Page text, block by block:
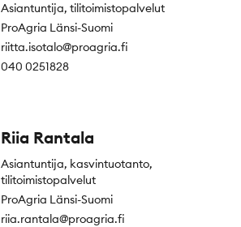
Asiantuntija, tilitoimistopalvelut
ProAgria Länsi-Suomi
riitta.isotalo@proagria.fi
040 0251828
Riia Rantala
Asiantuntija, kasvintuotanto,
tilitoimistopalvelut
ProAgria Länsi-Suomi
riia.rantala@proagria.fi